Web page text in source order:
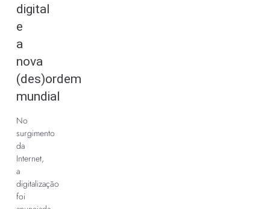
digital
e
a
nova
(des)ordem
mundial
No
surgimento
da
Internet,
a
digitalização
foi